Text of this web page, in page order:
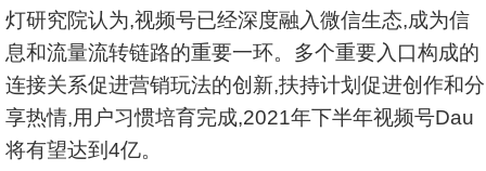
灯研究院认为,视频号已经深度融入微信生态,成为信
息和流量流转链路的重要一环。多个重要入口构成的
连接关系促进营销玩法的创新,扶持计划促进创作和分
享热情,用户习惯培育完成,2021年下半年视频号Dau
将有望达到4亿。